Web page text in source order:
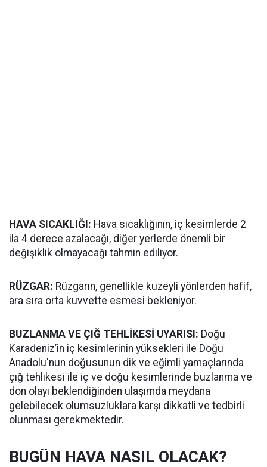
HAVA SICAKLIĞI: Hava sıcaklığının, iç kesimlerde 2
ila 4 derece azalacağı, diğer yerlerde önemli bir
değişiklik olmayacağı tahmin ediliyor.
RÜZGAR: Rüzgarın, genellikle kuzeyli yönlerden hafif,
ara sıra orta kuvvette esmesi bekleniyor.
BUZLANMA VE ÇIĞ TEHLİKESİ UYARISI: Doğu
Karadeniz’in iç kesimlerinin yüksekleri ile Doğu
Anadolu'nun doğusunun dik ve eğimli yamaçlarında
çığ tehlikesi ile iç ve doğu kesimlerinde buzlanma ve
don olayı beklendiğinden ulaşımda meydana
gelebilecek olumsuzluklara karşı dikkatli ve tedbirli
olunması gerekmektedir.
BUGÜN HAVA NASIL OLACAK?